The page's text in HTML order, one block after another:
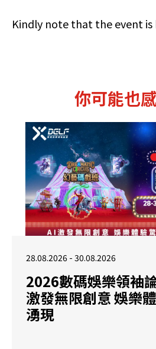
Kindly note that the event
你可能也
28.08.2026 - 30.08.2026
2026數碼娛樂領袖
激發無限創意 娛樂
湧現